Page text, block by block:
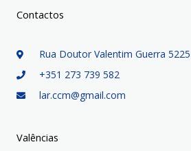
Contactos
Rua Doutor Valentim Guerra
+351 273 739 582
lar.ccm@gmail.com
Valências